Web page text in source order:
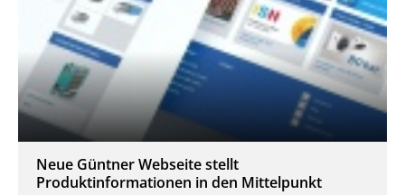
Neue Güntner Webseite stellt
Produktinformationen in den Mittelpunkt